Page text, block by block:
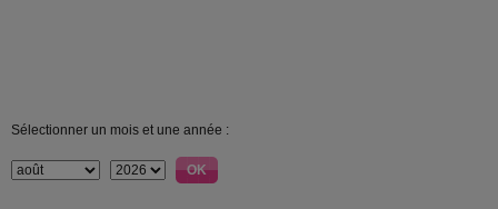
Sélectionner un mois et une année :